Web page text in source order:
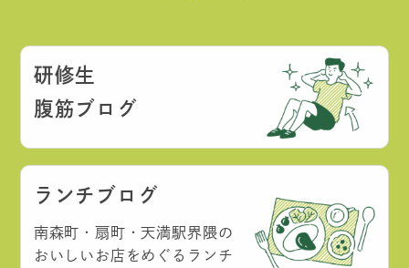
研修生
腹筋ブログ
ランチブログ
南森町・扇町・天満駅界隈の
おいしいお店をめぐるランチ